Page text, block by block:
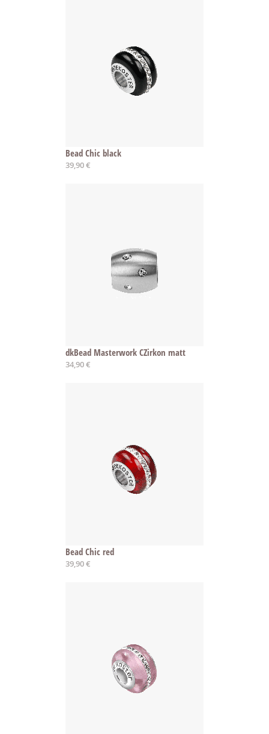
Bead Chic black
39,90 €
dkBead Masterwork CZirkon matt
34,90 €
Bead Chic red
39,90 €